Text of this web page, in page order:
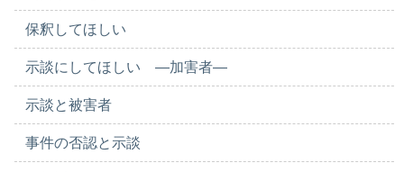
保釈してほしい
示談にしてほしい ―加害者―
示談と被害者
事件の否認と示談